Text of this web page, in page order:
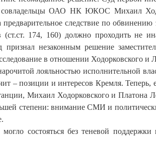
ОАО НК ЮКОС Михаил
следствие по
174, 160) должно проходить не
незаконным решение
в отношении Ходорковского и
лояльностью исполнительной
– позиции и интересов Кремля. Теперь,
Михаил Ходорковского и Платона
степени: внимание СМИ и
состояться без теневой